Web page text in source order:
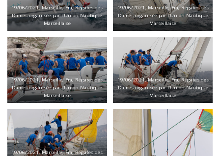
19/06/2021, Marseille, Fra, Régates des
Dames organisée par l’Union Nautique
Marseillaise
19/06/2021, Marseille, Fra, Régates des
Dames organisée par l’Union Nautique
Marseillaise
19/06/2021, Marseille, Fra, Régates des
Dames organisée par l’Union Nautique
Marseillaise
19/06/2021, Marseille, Fra, Régates des
Dames organisée par l’Union Nautique
Marseillaise
19/06/2021, Marseille, Fra, Régates des